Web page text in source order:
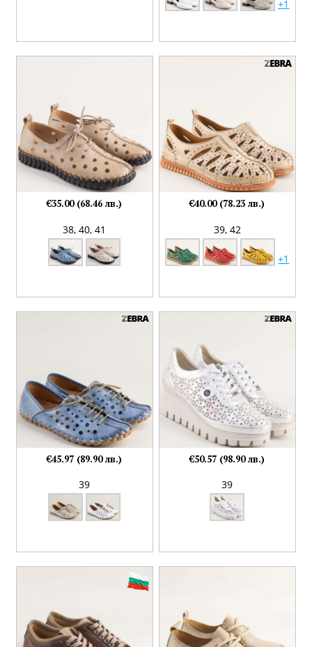
+1
38,40,41
€35.00 (68.46 лв.)
39, 42
+1
€40.00 (78.23 лв.)
39
€45.97 (89.90 лв.)
39
€50.57 (98.90 лв.)